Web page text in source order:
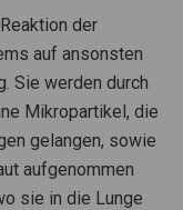
der
auf ansonsten
Sie werden durch
Mikropartikel, die
gelangen, sowie
aufgenommen
sie in die Lunge